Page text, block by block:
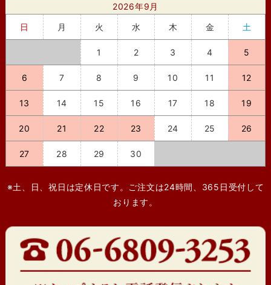
2026年9月
日
月 火 水 木 金 土
1 2 3 4 5
6 7 8 9 10 11 12
13 14 15 16 17 18 19
20 21 22 23 24 25 26
27 28 29 30
※土、日、祝日は定休日です。ご注文は24時間、365日受付して
おります。